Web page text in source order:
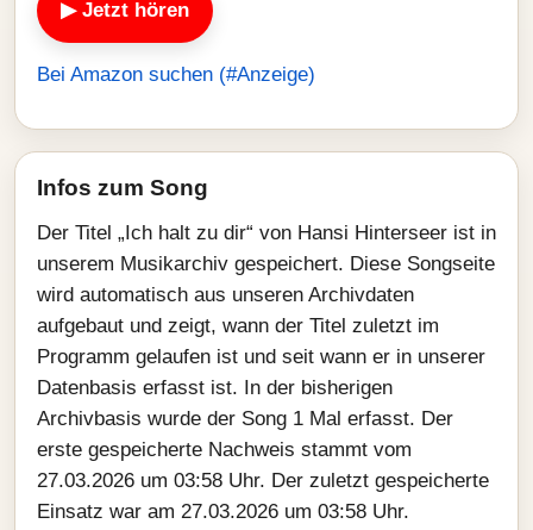
▶ Jetzt hören
Bei Amazon suchen (#Anzeige)
Infos zum Song
Der Titel „Ich halt zu dir“ von Hansi Hinterseer ist in
unserem Musikarchiv gespeichert. Diese Songseite
wird automatisch aus unseren Archivdaten
aufgebaut und zeigt, wann der Titel zuletzt im
Programm gelaufen ist und seit wann er in unserer
Datenbasis erfasst ist. In der bisherigen
Archivbasis wurde der Song 1 Mal erfasst. Der
erste gespeicherte Nachweis stammt vom
27.03.2026 um 03:58 Uhr. Der zuletzt gespeicherte
Einsatz war am 27.03.2026 um 03:58 Uhr.